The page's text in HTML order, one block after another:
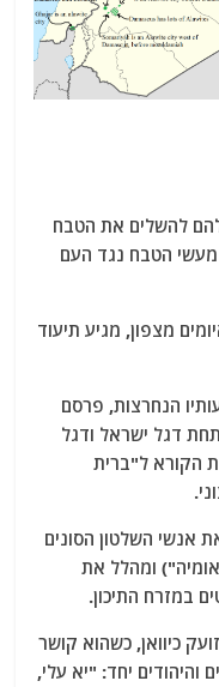
להשלים את הטבח
מעשי הטבח נגד העם
מצפון, מגיע תיעוד
הנחרצות, פרסם
תחת דגל ישראל ודגל
הקורא ל"ברית
אנשי השלטון הסונים
אומיה") ומהלל את
במזרח התיכון.
כיוואן, כשהוא קושר
והיהודים יחד: "יא עלי,